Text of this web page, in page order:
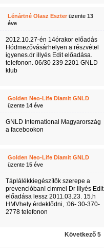
Lénártné Olasz Eszterüzente 13
éve
2012.10.27-én 14órakor előadás
Hódmezővásárhelyen a részvétel
igyenes.dr illyés Edit előadása.
telefonon. 06/30 239 2201 GNLD
klub
Golden Neo-Life Diamit GNLD
üzente 14 éve
GNLD International Magyarország
a facebookon
Golden Neo-Life Diamit GNLD
üzente 15 éve
Táplálékkiegészítõk szerepe a
prevencióban! cimmel Dr Illyés Edit
előadása lessz 2011.03.23. 15.h
HMVhely érdeklődni, :06- 30-370-
2778 telefonon
Következő 5